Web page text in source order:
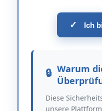
✓ Ich
Warum
Diese
unsere